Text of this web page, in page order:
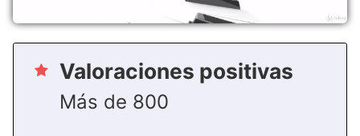
Valoraciones positivas
Más de 800